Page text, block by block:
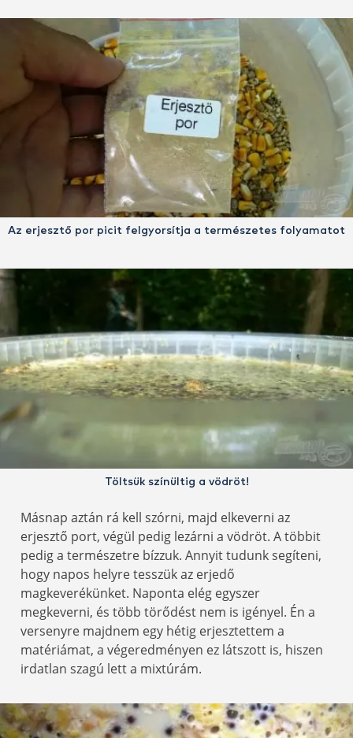
Az erjesztő por picit felgyorsítja a természetes folyamatot
Töltsük színültig a vödröt!
Másnap aztán rá kell szórni, majd elkeverni az
erjesztő port, végül pedig lezárni a vödröt. A többit
pedig a természetre bízzuk. Annyit tudunk segíteni,
hogy napos helyre tesszük az erjedő
magkeverékünket. Naponta elég egyszer
megkeverni, és több törődést nem is igényel. Én a
versenyre majdnem egy hétig erjesztettem a
matériámat, a végeredményen ez látszott is, hiszen
irdatlan szagú lett a mixtúrám.